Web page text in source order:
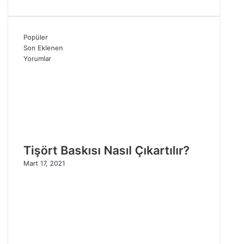
Popüler
Son Eklenen
Yorumlar
Tişört Baskısı Nasıl Çıkartılır?
Mart 17, 2021